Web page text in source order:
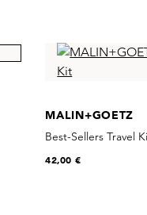
MALIN+GOETZ
Best-Sellers Travel
42,00 €